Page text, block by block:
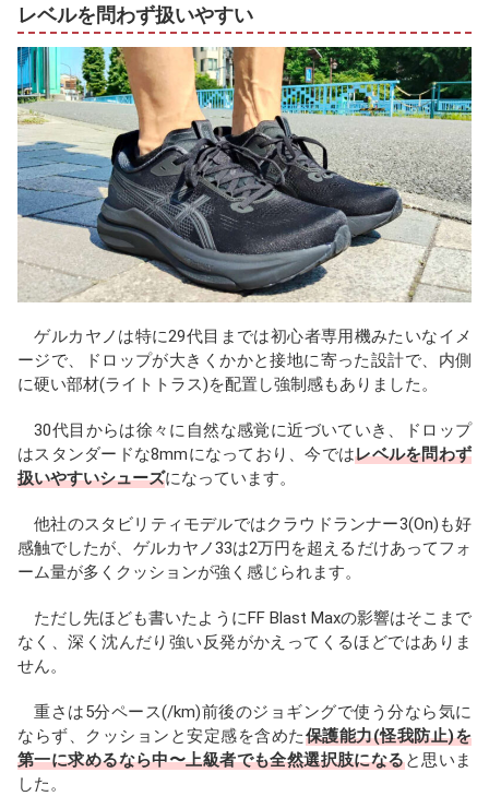
レベルを問わず扱いやすい
ゲルカヤノは特に29代目までは初心者専用機みたいなイメ
ージで、ドロップが大きくかかと接地に寄った設計で、内側
に硬い部材(ライトトラス)を配置し強制感もありました。
30代目からは徐々に自然な感覚に近づいていき、ドロップ
はスタンダードな8mmになっており、今ではレベルを問わず
扱いやすいシューズになっています。
他社のスタビリティモデルではクラウドランナー3(On)も好
感触でしたが、ゲルカヤノ33は2万円を超えるだけあってフォ
ーム量が多くクッションが強く感じられます。
ただし先ほども書いたようにFF Blast Maxの影響はそこまで
なく、深く沈んだり強い反発がかえってくるほどではありま
せん。
重さは5分ペース(/km)前後のジョギングで使う分なら気に
ならず、クッションと安定感を含めた保護能力(怪我防止)を
第一に求めるなら中〜上級者でも全然選択肢になると思いま
した。